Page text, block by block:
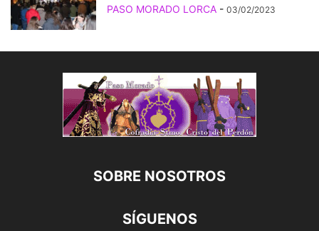
PASO MORADO LORCA - 03/02/2023
SOBRE NOSOTROS
SÍGUENOS